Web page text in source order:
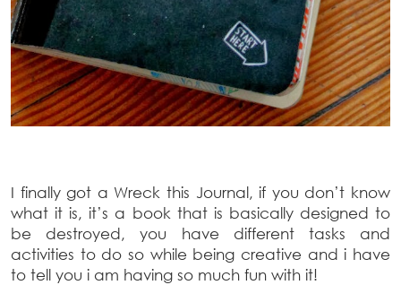
I finally got a Wreck this Journal, if you don’t know
what it is, it’s a book that is basically designed to
be destroyed, you have different tasks and
activities to do so while being creative and i have
to tell you i am having so much fun with it!